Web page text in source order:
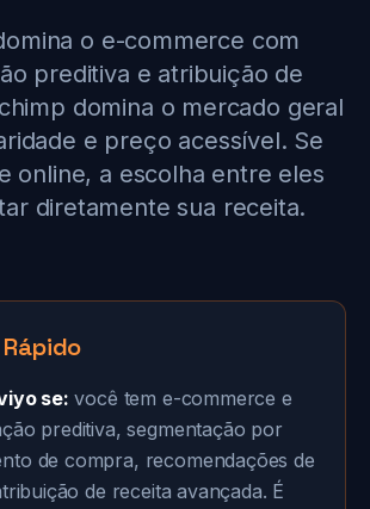
o e-commerce com
preditiva e atribuição de
domina o mercado geral
e preço acessível. Se
online, a escolha entre eles
diretamente sua receita.
se: você tem e-commerce e
preditiva, segmentação por
de compra, recomendações de
de receita avançada. É